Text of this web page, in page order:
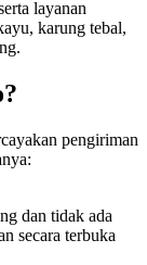
layanan
karung tebal,
pengiriman
dan tidak ada
secara terbuka